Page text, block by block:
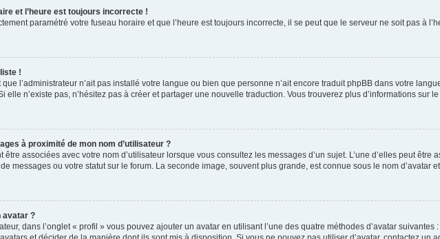
et l’heure est toujours incorrecte !
paramétré votre fuseau horaire et que l’heure est toujours incorrecte, il se peut que le serveur ne soit pas à
!
l’administrateur n’ait pas installé votre langue ou bien que personne n’ait encore traduit phpBB dans votre
elle n’existe pas, n’hésitez pas à créer et partager une nouvelle traduction. Vous trouverez plus d’informations sur
à proximité de mon nom d’utilisateur ?
être associées avec votre nom d’utilisateur lorsque vous consultez les messages d’un sujet. L’une d’elles peut
messages ou votre statut sur le forum. La seconde image, souvent plus grande, est connue sous le nom d’avatar
avatar ?
dans l’onglet « profil » vous pouvez ajouter un avatar en utilisant l’une des quatre méthodes d’avatar suivantes